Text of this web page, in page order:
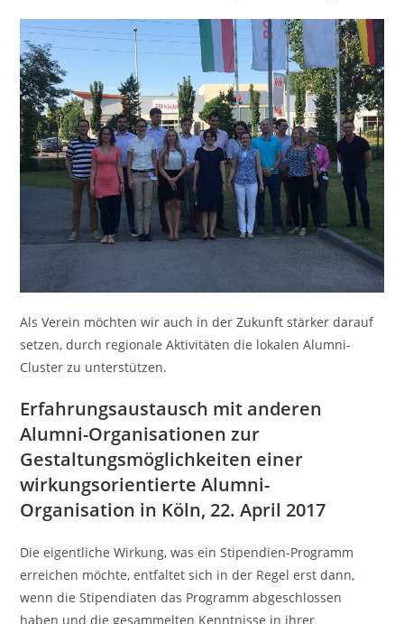
Als Verein möchten wir auch in der Zukunft stärker darauf
setzen, durch regionale Aktivitäten die lokalen Alumni-
Cluster zu unterstützen.
Erfahrungsaustausch mit anderen
Alumni-Organisationen zur
Gestaltungsmöglichkeiten einer
wirkungsorientierte Alumni-
Organisation in Köln, 22. April 2017
Die eigentliche Wirkung, was ein Stipendien-Programm
erreichen möchte, entfaltet sich in der Regel erst dann,
wenn die Stipendiaten das Programm abgeschlossen
haben und die gesammelten Kenntnisse in ihrer